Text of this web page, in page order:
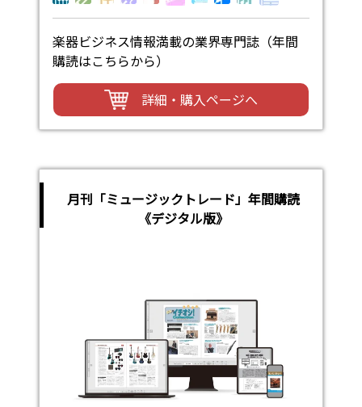
楽器ビジネス情報満載の業界専門誌（年間
購読はこちらから）
詳細・購入ページへ
月刊「ミュージックトレード」年間購読
《デジタル版》